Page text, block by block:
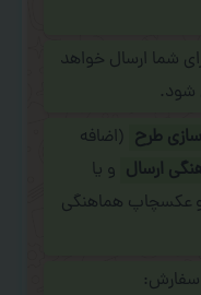
شما ارسال خواهد
شود.
طرح (اضافه
ارسال و یا
عکسچاپ هماهنگی
سفارش: